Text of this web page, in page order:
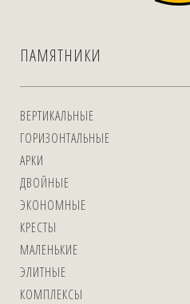
ПАМЯТНИКИ
ВЕРТИКАЛЬНЫЕ
ГОРИЗОНТАЛЬНЫЕ
АРКИ
ДВОЙНЫЕ
ЭКОНОМНЫЕ
КРЕСТЫ
МАЛЕНЬКИЕ
ЭЛИТНЫЕ
КОМПЛЕКСЫ